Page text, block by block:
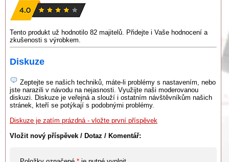
Tento produkt už hodnotilo 82 majitelů. Přidejte i Vaše hodnocení a
zkušenosti s výrobkem.
Diskuze
Zeptejte se našich techniků, máte-li problémy s nastavením, nebo
jste narazili v návodu na nejasnosti. Využijte naši moderovanou
diskuzi. Diskuze je veřejná a slouží i ostatním návštěvníkům našich
stránek, kteří se potýkají s podobnými problémy.
Diskuze je zatím prázdná - vložte první příspěvek
Vložit nový příspěvek / Dotaz / Komentář: